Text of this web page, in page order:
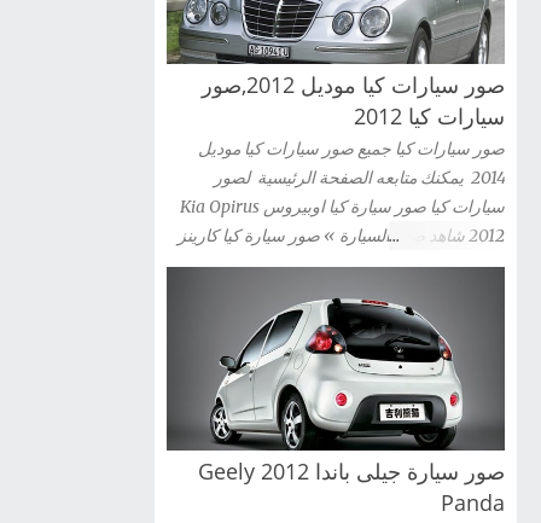
صور سيارات كيا موديل 2012,صور
سيارات كيا 2012
صور سيارات كيا جميع صور سيارات كيا موديل
2014 يمكنك متابعه الصفحة الرئيسية لصور
سيارات كيا صور سيارة كيا اوبيروس Kia Opirus
2012 شاهد صور السيارة » صور سيارة كيا كارينز
2012 Kia Carens شاهد صور السيارة » صور
سيارة كيا سيراتو كوبية Kia Cerato Coupe 2012
mohave 2012 شاهد صور السيارة » صور سيارة
كيا سبورتاج 2012 Kia Sportag شاهد صور
السيارة » صور سيارة كيا سول 2012 Kia Sou
Sorento 2012 شاهد صور السيارة » صور سيارة
صور سيارة جيلى باندا 2012 Geely
Panda